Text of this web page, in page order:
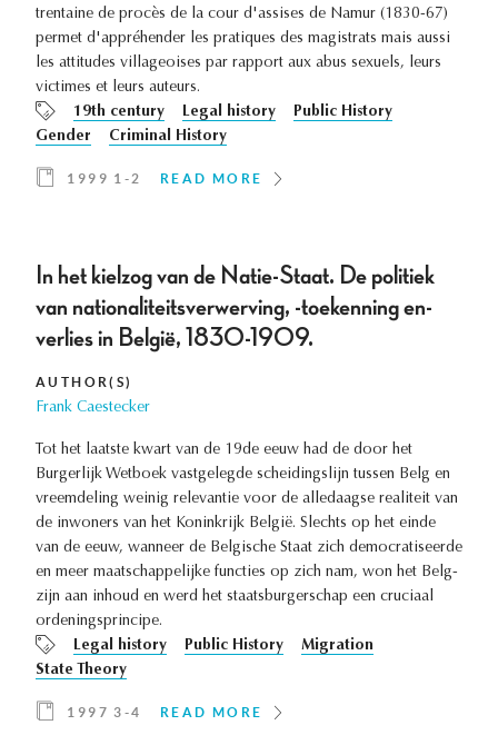
trentaine de procès de la cour d'assises de Namur (1830-67)
permet d'appréhender les pratiques des magistrats mais aussi
les attitudes villageoises par rapport aux abus sexuels, leurs
victimes et leurs auteurs.
19th century
Legal history
Public History
Gender
Criminal History
1999 1-2 READ MORE
In het kielzog van de Natie-Staat. De politiek
van nationaliteitsverwerving, -toekenning en-
verlies in België, 1830-1909.
AUTHOR(S)
Frank Caestecker
Tot het laatste kwart van de 19de eeuw had de door het
Burgerlijk Wetboek vastgelegde scheidingslijn tussen Belg en
vreemdeling weinig relevantie voor de alledaagse realiteit van
de inwoners van het Koninkrijk België. Slechts op het einde
van de eeuw, wanneer de Belgische Staat zich democratiseerde
en meer maatschappelijke functies op zich nam, won het Belg-
zijn aan inhoud en werd het staatsburgerschap een cruciaal
ordeningsprincipe.
Legal history
Public History
Migration
State Theory
1997 3-4 READ MORE